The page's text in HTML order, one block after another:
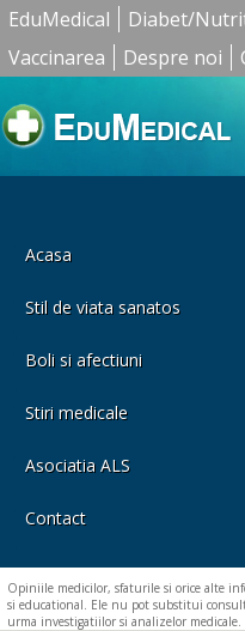
EduMedical Diabet/
Vaccinarea
Despre noi
Acasa
Stil de viata sanatos
Boli si afectiuni
Stiri medicale
Asociatia ALS
Contact
Opiniile medicilor, sfaturile si orice alte
si educational. Ele nu pot substitui
urma investigatiilor si analizelor medicale.